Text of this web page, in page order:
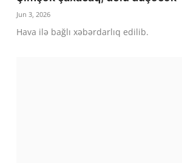
Jun 3, 2026
Hava ilə bağlı xəbərdarlıq edilib.